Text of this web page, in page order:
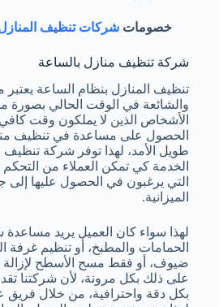
خصومات شركات تنظيف
شركة تنظيف منازل بالساعة
تنظيف المنازل بنظام الساعة يعتبر
والشائعة في الوقت الحالي بصورة
الأشخاص الذين لا يملكون وقت
الحصول على مساعدة في تنظيف
طويل الأمد، لهذا توفر شركة تنظيف
الخدمة كي تمكن العملاء من
التي يرغبون في الحصول عليها إلى
الميزانية.
لهذا سواء كان العميل يريد
الحمامات والمطبخ، أو تنظيم غرفة
ضيوف، أو فقط مسح الأسطح
على ذلك بكل مرونة، لأن شركتنا
بكل دقة واحترافية، من خلال